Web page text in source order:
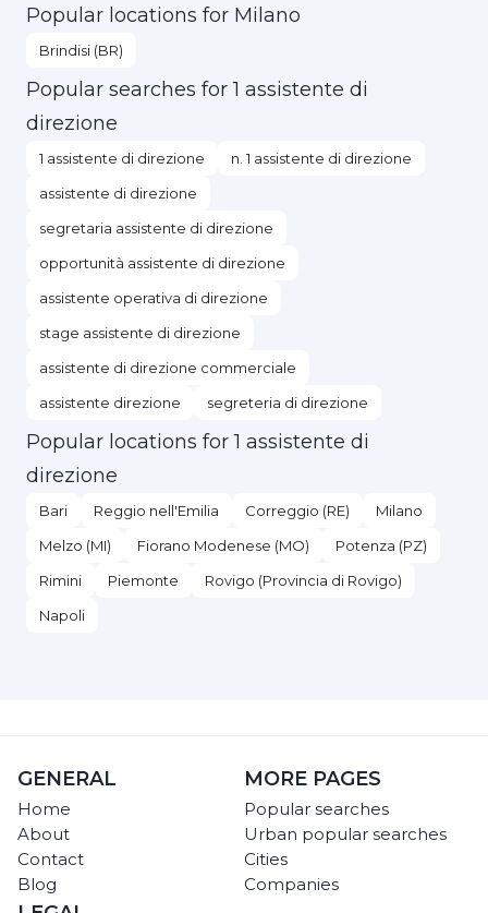
Popular locations for Milano
Brindisi (BR)
Popular searches for 1 assistente di
direzione
1 assistente di direzione
n. 1 assistente di direzione
assistente di direzione
segretaria assistente di direzione
opportunità assistente di direzione
assistente operativa di direzione
stage assistente di direzione
assistente di direzione commerciale
assistente direzione
segreteria di direzione
Popular locations for 1 assistente di
direzione
Bari Reggio nell'Emilia Correggio (RE)
Milano
Melzo (MI)
Fiorano Modenese (MO)
Potenza (PZ)
Rimini
Piemonte
Rovigo (Provincia di Rovigo)
Napoli
GENERAL
Home
About
Contact
Blog
MORE PAGES
Popular searches
Urban popular searches
Cities
Companies